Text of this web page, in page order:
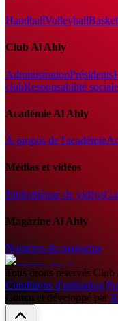
HandballVolleyball
Club Al Ahly
AdministrationPrésidents
clubResponsabilité sociale
Académie Al Ahly
À propos de l'académie
Médias et vidéos
Bibliothèque de vidéos
Magazine Al Ahly
Numéros du magazine
Tous droits réservés Club
Conditions d'utilisation|
Conçu et développé par